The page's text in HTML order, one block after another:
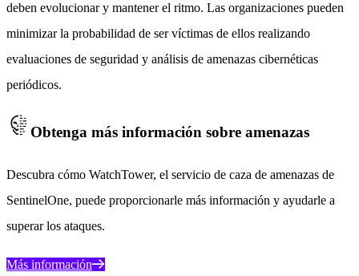
deben evolucionar y mantener el ritmo. Las organizaciones pueden
minimizar la probabilidad de ser víctimas de ellos realizando
evaluaciones de seguridad y análisis de amenazas cibernéticas
periódicos.
Obtenga más información sobre amenazas
Descubra cómo WatchTower, el servicio de caza de amenazas de
SentinelOne, puede proporcionarle más información y ayudarle a
superar los ataques.
Más información